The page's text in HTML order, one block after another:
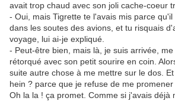
avait trop chaud avec son joli cache-coeur
- Oui, mais Tigrette te l'avais mis parce
dans les soutes des avions, et tu risquais
voyage, lui ai-je expliqué.
- Peut-être bien, mais là, je suis arrivée,
rétorqué avec son petit sourire en coin.
suite autre chose à me mettre sur le dos.
hein ? parce que je refuse de me promener
Oh la la ! ça promet. Comme si j'avais déjà